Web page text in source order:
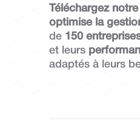
Téléchargez
optimise la
de 150
et leurs
adaptés à leurs